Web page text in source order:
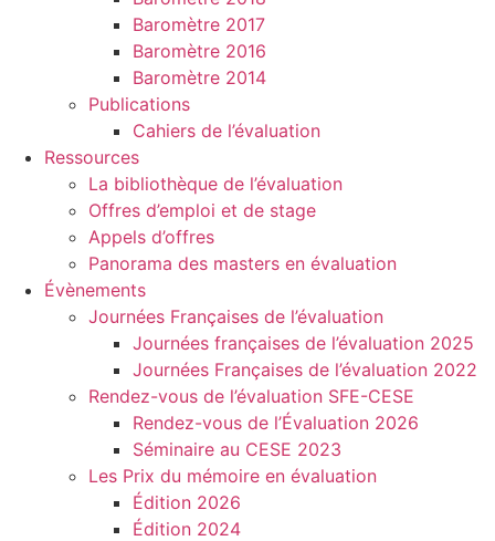
Baromètre 2017
Baromètre 2016
Baromètre 2014
Publications
Cahiers de l’évaluation
Ressources
La bibliothèque de l’évaluation
Offres d’emploi et de stage
Appels d’offres
Panorama des masters en évaluation
Évènements
Journées Françaises de l’évaluation
Journées françaises de l’évaluation 2025
Journées Françaises de l’évaluation 2022
Rendez-vous de l’évaluation SFE-CESE
Rendez-vous de l’Évaluation 2026
Séminaire au CESE 2023
Les Prix du mémoire en évaluation
Édition 2026
Édition 2024